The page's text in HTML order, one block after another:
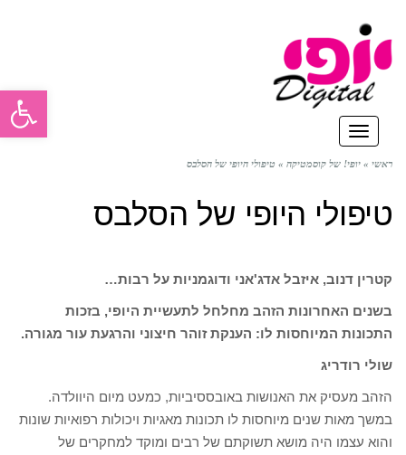
תפריט
ראשי » יופי! של קוסמטיקה » טיפולי היופי של הסלבס
טיפולי היופי של הסלבס
קטרין דנוב, איזבל אדג'אני ודוגמניות על רבות…
בשנים האחרונות הזהב מחלחל לתעשיית היופי, בזכות
התכונות המיוחסות לו: הענקת זוהר חיצוני והרגעת עור מגורה.
שולי רודריג
הזהב מעסיק את האנושות באובססיביות, כמעט מיום היוולדה.
במשך מאות שנים מיוחסות לו תכונות מאגיות ויכולות רפואיות שונות
והוא עצמו היה מושא תשוקתם של רבים ומוקד למחקרים של
פתח